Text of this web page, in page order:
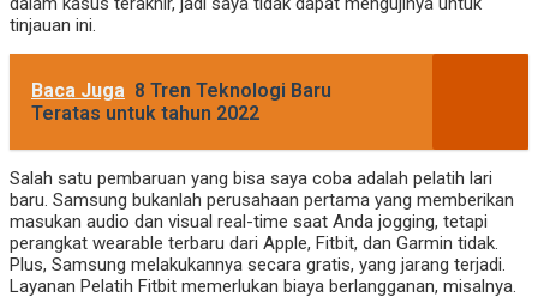
tinjauan ini.
Baca Juga 8 Tren Teknologi Baru
Teratas untuk tahun 2022
Salah satu pembaruan yang bisa saya coba adalah pelatih lari
baru. Samsung bukanlah perusahaan pertama yang memberikan
masukan audio dan visual real-time saat Anda jogging, tetapi
perangkat wearable terbaru dari Apple, Fitbit, dan Garmin tidak.
Plus, Samsung melakukannya secara gratis, yang jarang terjadi.
Layanan Pelatih Fitbit memerlukan biaya berlangganan, misalnya.